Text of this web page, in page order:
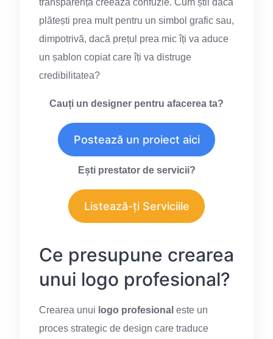
transparență creează confuzie. Cum știi dacă
plătești prea mult pentru un simbol grafic sau,
dimpotrivă, dacă prețul prea mic îți va aduce
un șablon copiat care îți va distruge
credibilitatea?
Cauți un designer pentru afacerea ta?
Postează un proiect aici
Ești prestator de servicii?
Listează-ți Serviciile
Ce presupune crearea
unui logo profesional?
Crearea unui logo profesional este un
proces strategic de design care traduce